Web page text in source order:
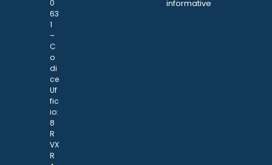
0
63
1
–
C
o
di
ce
Uf
fic
io:
8
R
VX
R
informative